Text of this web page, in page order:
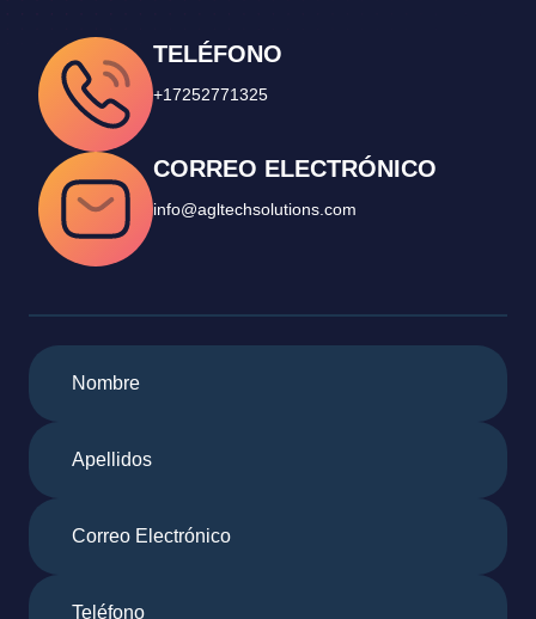
TELÉFONO
+17252771325
CORREO ELECTRÓNICO
info@agltechsolutions.com